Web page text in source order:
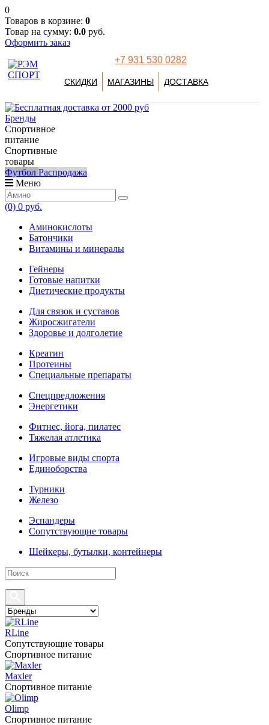
0
Товаров в корзине: 0
Товар на сумму: 0.0 руб.
Оформить заказ
+7 931 530 0282
СКИДКИ МАГАЗИНЫ ДОСТАВКА
Бренды
Спортивное
питание
Спортивные
товары
Футбол Распродажа
Меню
(0) 0 руб.
Аминокислоты
Батончики
Витамины и минералы
Гейнеры
Готовые напитки
Диетические продукты
Для связок и суставов
Жиросжигатели
Здоровье и долголетие
Креатин
Протеины
Специальные препараты
Спецпредложения
Энергетики
Фитнес, йога, пилатес
Тяжелая атлетика
Игровые виды спорта
Единоборства
Турники
Железо
Эспандеры
Сопутствующие товары
Шейкеры, бутылки, контейнеры
RLine
Сопутствующие товары
Спортивное питание
Maxler
Спортивное питание
Olimp
Спортивное питание